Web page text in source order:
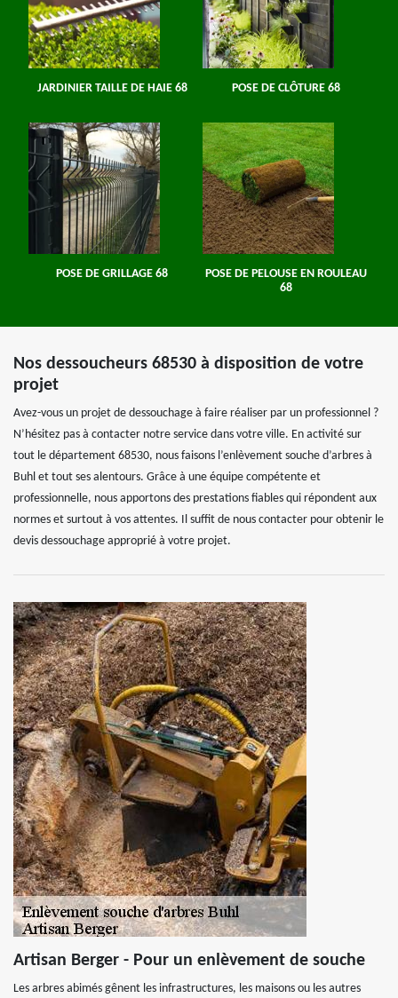
JARDINIER TAILLE DE HAIE 68 POSE DE CLÔTURE 68
POSE DE GRILLAGE 68
POSE DE PELOUSE EN ROULEAU
68
Nos dessoucheurs 68530 à disposition de votre
projet
Avez-vous un projet de dessouchage à faire réaliser par un professionnel ?
N’hésitez pas à contacter notre service dans votre ville. En activité sur
tout le département 68530, nous faisons l’enlèvement souche d’arbres à
Buhl et tout ses alentours. Grâce à une équipe compétente et
professionnelle, nous apportons des prestations fiables qui répondent aux
normes et surtout à vos attentes. Il suffit de nous contacter pour obtenir le
devis dessouchage approprié à votre projet.
Artisan Berger - Pour un enlèvement de souche
Les arbres abimés gênent les infrastructures, les maisons ou les autres